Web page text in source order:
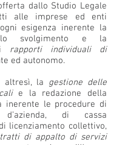
dallo Studio Legale
alle imprese ed enti
esigenza inerente la
lo svolgimento e la
rapporti individuali di
ed autonomo.
altresì, la gestione delle
e la redazione della
inerente le procedure di
d’azienda, di cassa
licenziamento collettivo,
di appalto di servizi